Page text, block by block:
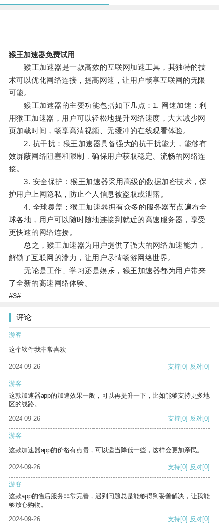
猴王加速器免费试用
猴王加速器是一款高效的互联网加速工具，其独特的技
术可以优化网络连接，提高网速，让用户畅享互联网的无限
可能。
猴王加速器的主要功能包括如下几点：1. 网速加速：利
用猴王加速器，用户可以轻松地提升网络速度，大大减少网
页加载时间，畅享高清视频、无缓冲的在线观看体验。
2. 抗干扰：猴王加速器具备强大的抗干扰能力，能够有
效屏蔽网络阻塞和限制，确保用户获取稳定、流畅的网络连
接。
3. 安全保护：猴王加速器采用高级的数据加密技术，保
护用户上网隐私，防止个人信息被盗取或泄露。
4. 全球覆盖：猴王加速器拥有众多的服务器节点遍布全
球各地，用户可以随时随地连接到就近的高速服务器，享受
更快速的网络连接。
总之，猴王加速器为用户提供了强大的网络加速能力，
解锁了互联网的潜力，让用户尽情畅游网络世界。
无论是工作、学习还是娱乐，猴王加速器都为用户带来
了全新的高速网络体验。
#3#
评论
游客
这个软件我非常喜欢
2024-09-26 支持[0] 反对[0]
游客
这款加速器app的加速效果一般，可以再提升一下，比如能够支持更多地
区的线路。
2024-09-26
支持[0] 反对[0]
游客
这款加速器app的价格有点贵，可以适当降低一些，这样会更加亲民。
2024-09-26 支持[0] 反对[0]
游客
这款app的售后服务非常完善，遇到问题总是能够得到妥善解决，让我能
够放心购物。
2024-09-26
支持[0] 反对[0]